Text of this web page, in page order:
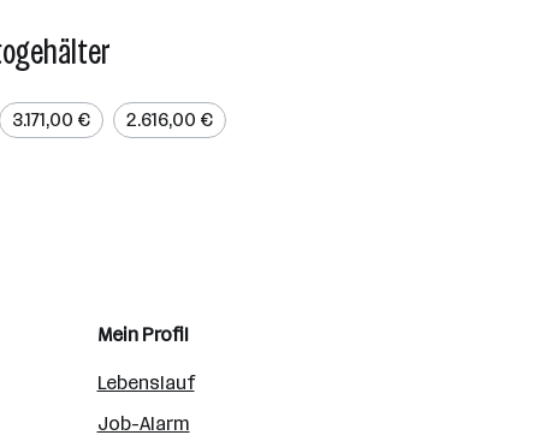
3.171,00 € 2.616,00 €
Mein Profil
Lebenslauf
Job-Alarm